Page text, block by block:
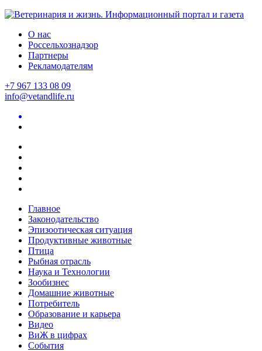
О нас
Россельхознадзор
Партнеры
Рекламодателям
+7 967 133 08 09
info@vetandlife.ru
Главное
Законодательство
Эпизоотическая ситуация
Продуктивные животные
Птица
Рыбная отрасль
Наука и Технологии
Зообизнес
Домашние животные
Потребитель
Образование и карьера
Видео
ВиЖ в цифрах
События